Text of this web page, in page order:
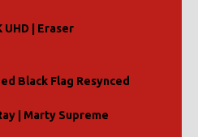
UHD | Eraser
Black Flag Resynced
| Marty Supreme